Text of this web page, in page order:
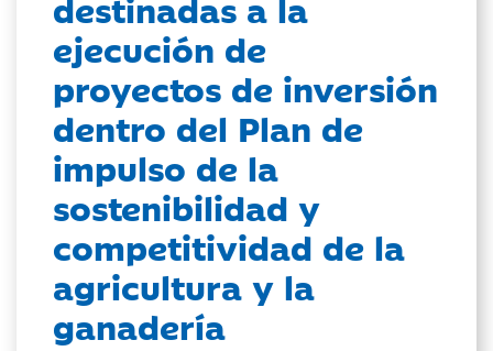
ejecución de
proyectos de inversión
dentro del Plan de
impulso de la
sostenibilidad y
competitividad de la
agricultura y la
ganadería